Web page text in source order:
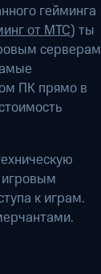
гейминга
от МТС) ты
серверам
ПК прямо в
к играм.